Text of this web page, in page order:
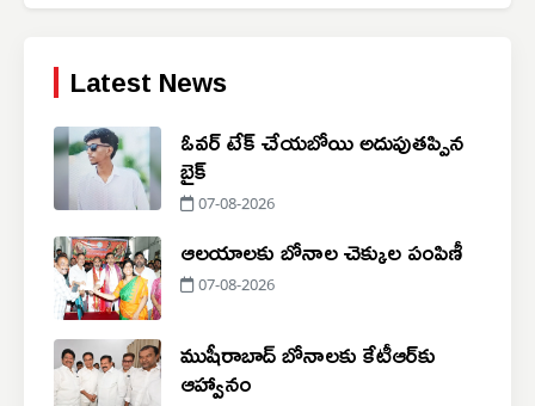
Latest News
ఓవర్ టేక్ చేయబోయి అదుపుతప్పిన
బైక్
07-08-2026
ఆలయాలకు బోనాల చెక్కుల పంపిణీ
07-08-2026
ముషీరాబాద్ బోనాలకు కేటీఆర్‌కు
ఆహ్వానం